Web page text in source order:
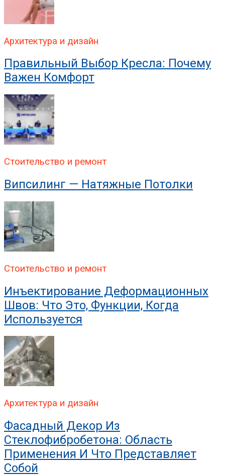
Архитектура и дизайн
Правильный Выбор Кресла: Почему
Важен Комфорт
Стоительство и ремонт
Випсилинг — Натяжные Потолки
Стоительство и ремонт
Инъектирование Деформационных
Швов: Что Это, Функции, Когда
Используется
Архитектура и дизайн
Фасадный Декор Из
Стеклофибробетона: Область
Применения И Что Представляет
Собой